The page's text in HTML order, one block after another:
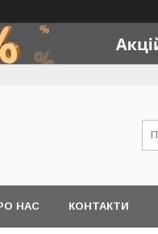
НАС КОНТАКТИ